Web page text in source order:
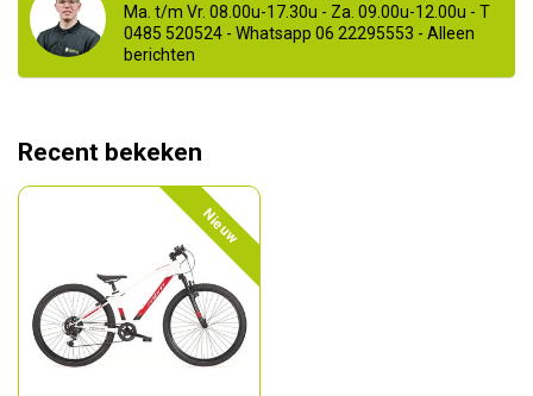
Ma. t/m Vr. 08.00u-17.30u - Za. 09.00u-12.00u - T
0485 520524 - Whatsapp 06 22295553 - Alleen
berichten
Recent bekeken
Nieuw